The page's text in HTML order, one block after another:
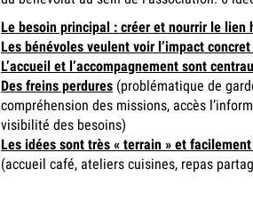
Le besoin principal : créer et nourrir le lien
Les bénévoles veulent voir l’impact
L’accueil et l’accompagnement sont
Des freins perdures (problématique de
compréhension des missions, accès
visibilité des besoins)
Les idées sont très « terrain » et
(accueil café, ateliers cuisines, repas